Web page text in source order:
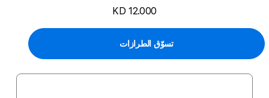
KD 12.000
تسوّق الطرازات